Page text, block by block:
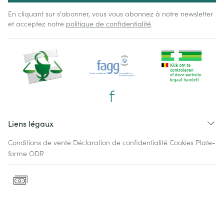
En cliquant sur s'abonner, vous vous abonnez à notre newsletter
et acceptez notre politique de confidentialité.
Liens légaux
Conditions de vente Déclaration de confidentialité Cookies Plate-
forme ODR